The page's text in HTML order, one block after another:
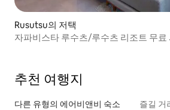
Rusutsu의 저택
자파비스타 루수츠/루수츠 리조트 무료
추천 여행지
다른 유형의 에어비앤비 숙소 즐길 거